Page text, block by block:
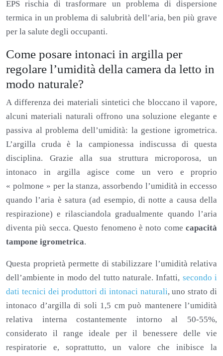
EPS rischia di trasformare un problema di dispersione
termica in un problema di salubrità dell’aria, ben più grave
per la salute degli occupanti.
Come posare intonaci in argilla per
regolare l’umidità della camera da letto in
modo naturale?
A differenza dei materiali sintetici che bloccano il vapore,
alcuni materiali naturali offrono una soluzione elegante e
passiva al problema dell’umidità: la gestione igrometrica.
L’argilla cruda è la campionessa indiscussa di questa
disciplina. Grazie alla sua struttura microporosa, un
intonaco in argilla agisce come un vero e proprio
« polmone » per la stanza, assorbendo l’umidità in eccesso
quando l’aria è satura (ad esempio, di notte a causa della
respirazione) e rilasciandola gradualmente quando l’aria
diventa più secca. Questo fenomeno è noto come capacità
tampone igrometrica.
Questa proprietà permette di stabilizzare l’umidità relativa
dell’ambiente in modo del tutto naturale. Infatti, secondo i
dati tecnici dei produttori di intonaci naturali, uno strato di
intonaco d’argilla di soli 1,5 cm può mantenere l’umidità
relativa interna costantemente intorno al 50-55%,
considerato il range ideale per il benessere delle vie
respiratorie e, soprattutto, un valore che inibisce la